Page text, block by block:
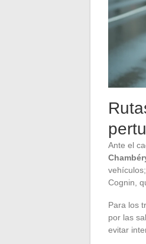
Ante el
Cognin,
Para los
por las
evitar